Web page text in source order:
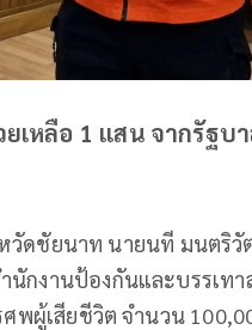
เหลือ 1 แสน จากรัฐบ
หวัดชัยนาท นายนที มนตริ
นักงานป้องกันและบรรเท
ศพผู้เสียชีวิต จำนวน